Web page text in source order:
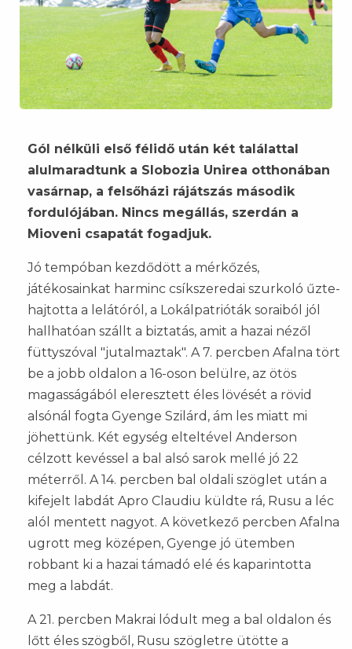
Gól nélküli első félidő után két találattal
alulmaradtunk a Slobozia Unirea otthonában
vasárnap, a felsőházi rájátszás második
fordulójában. Nincs megállás, szerdán a
Mioveni csapatát fogadjuk.
Jó tempóban kezdődött a mérkőzés,
játékosainkat harminc csíkszeredai szurkoló űzte-
hajtotta a lelátóról, a Lokálpatrióták soraiból jól
hallhatóan szállt a biztatás, amit a hazai nézől
füttyszóval "jutalmaztak". A 7. percben Afalna tört
be a jobb oldalon a 16-oson belülre, az ötös
magasságából eleresztett éles lövését a rövid
alsónál fogta Gyenge Szilárd, ám les miatt mi
jöhettünk. Két egység elteltével Anderson
célzott kevéssel a bal alsó sarok mellé jó 22
méterről. A 14. percben bal oldali szöglet után a
kifejelt labdát Apro Claudiu küldte rá, Rusu a léc
alól mentett nagyot. A következő percben Afalna
ugrott meg középen, Gyenge jó ütemben
robbant ki a hazai támadó elé és kaparintotta
meg a labdát.
A 21. percben Makrai lódult meg a bal oldalon és
lőtt éles szögből, Rusu szögletre ütötte a